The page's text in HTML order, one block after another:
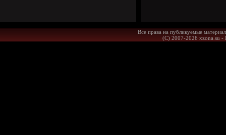
Все права на публикуемые
(С) 2007-2026 xzona.su -